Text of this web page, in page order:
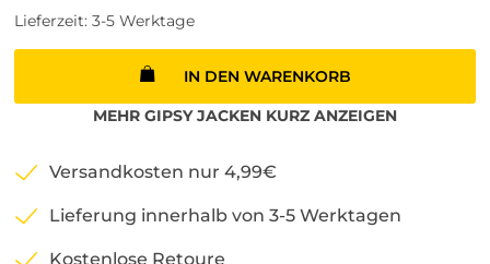
Lieferzeit: 3-5 Werktage
IN DEN WARENKORB
MEHR GIPSY JACKEN KURZ ANZEIGEN
Versandkosten nur 4,99€
Lieferung innerhalb von 3-5 Werktagen
Kostenlose Retoure